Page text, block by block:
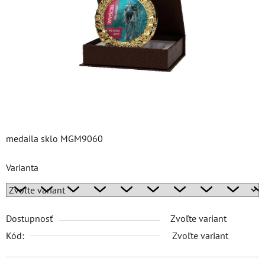
medaila sklo MGM9060
Varianta
Dostupnosť
Zvoľte variant
Kód:
Zvoľte variant